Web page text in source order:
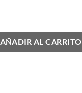
AÑADIR AL CARRITO